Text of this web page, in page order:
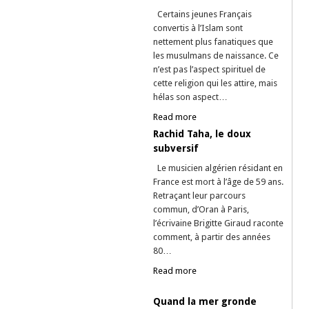
Certains jeunes Français
convertis à l’Islam sont
nettement plus fanatiques que
les musulmans de naissance. Ce
n’est pas l’aspect spirituel de
cette religion qui les attire, mais
hélas son aspect…
Read more
Rachid Taha, le doux
subversif
Le musicien algérien résidant en
France est mort à l’âge de 59 ans.
Retraçant leur parcours
commun, d’Oran à Paris,
l’écrivaine Brigitte Giraud raconte
comment, à partir des années
80…
Read more
Quand la mer gronde